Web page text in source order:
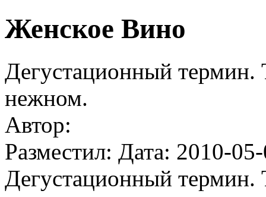
Женское Вино
Дегустационный термин.
нежном.
Автор:
Разместил: Дата: 2010-
Дегустационный термин.